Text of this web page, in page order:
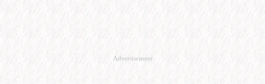
Advertisement